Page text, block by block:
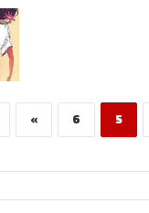
5
6
»